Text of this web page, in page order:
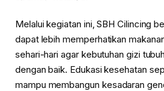
Melalui kegiatan ini, SBH Cilincing
dapat lebih memperhatikan
sehari-hari agar kebutuhan gizi
dengan baik. Edukasi kesehatan
mampu membangun kesadaran